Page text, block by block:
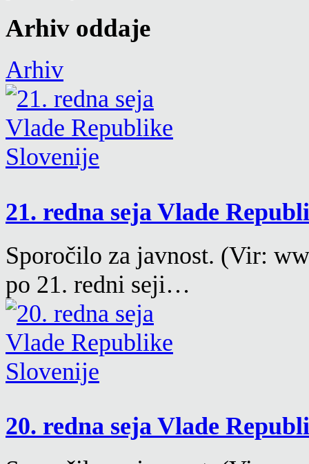
Arhiv oddaje
Arhiv
21. redna seja Vlade
Sporočilo za javnost. (Vir:
po 21. redni seji…
20. redna seja Vlade